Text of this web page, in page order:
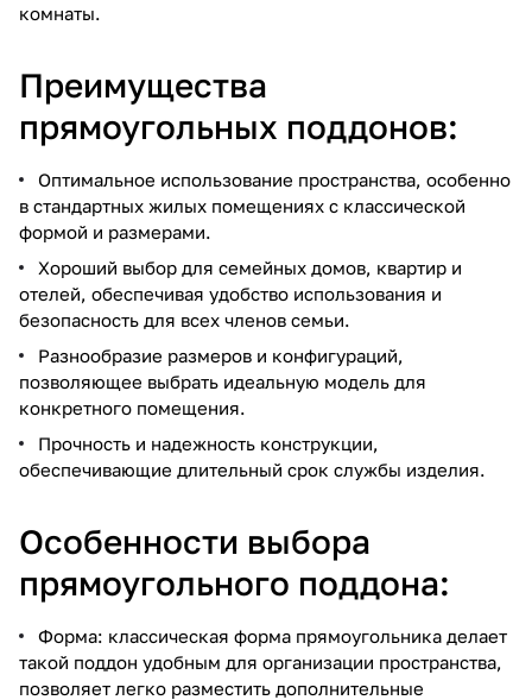
комнаты.
Преимущества
прямоугольных поддонов:
Оптимальное использование пространства, особенно
в стандартных жилых помещениях с классической
формой и размерами.
Хороший выбор для семейных домов, квартир и
отелей, обеспечивая удобство использования и
безопасность для всех членов семьи.
Разнообразие размеров и конфигураций,
позволяющее выбрать идеальную модель для
конкретного помещения.
Прочность и надежность конструкции,
обеспечивающие длительный срок службы изделия.
Особенности выбора
прямоугольного поддона:
Форма: классическая форма прямоугольника делает
такой поддон удобным для организации пространства,
позволяет легко разместить дополнительные